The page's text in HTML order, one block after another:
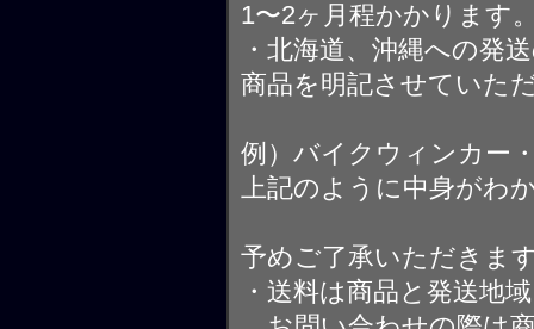
1〜2ヶ月程かかります
・北海道、沖縄への発
商品を明記させていた
例）バイクウィンカー
上記のように中身がわ
予めご了承いただきま
・送料は商品と発送地